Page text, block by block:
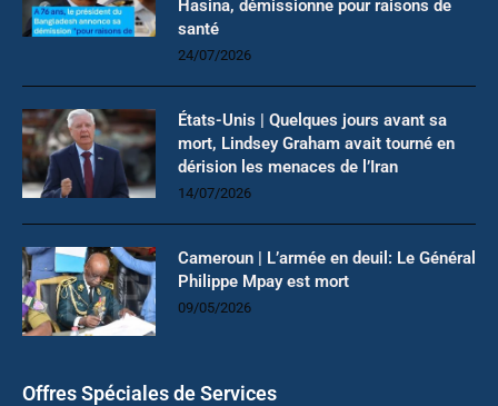
Hasina, démissionne pour raisons de
santé
24/07/2026
États-Unis | Quelques jours avant sa
mort, Lindsey Graham avait tourné en
dérision les menaces de l’Iran
14/07/2026
Cameroun | L’armée en deuil: Le Général
Philippe Mpay est mort
09/05/2026
Offres Spéciales de Services